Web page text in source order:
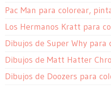
Pac Man para colorear,
Los Hermanos Kratt para
Dibujos de Super Why
Dibujos de Matt Hatter
Dibujos de Doozers para